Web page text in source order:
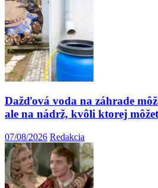
Dažďová voda na záhrade
ale na nádrž, kvôli ktorej
07/08/2026 Redakcia